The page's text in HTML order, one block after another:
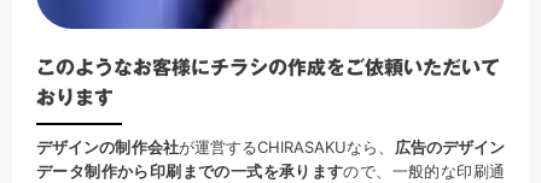
このようなお客様にチラシの作成をご依頼いただいて
おります
デザインの制作会社が運営するCHIRASAKUなら、 広告のデザイン
データ制作から印刷までの一式を承りますので、一般的な印刷通